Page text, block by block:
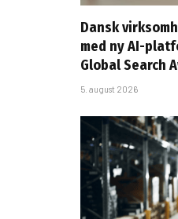
Dansk
med ny AI-
Global Search
5. august 2026